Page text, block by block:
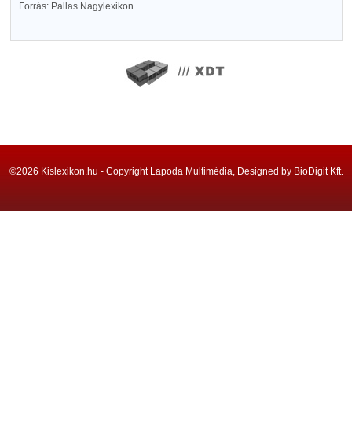
Forrás: Pallas Nagylexikon
©2026 Kislexikon.hu - Copyright Lapoda Multimédia, Designed by BioDigit Kft.